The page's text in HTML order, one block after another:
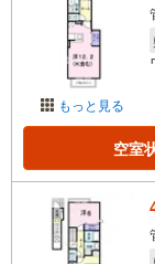
もっと見る
空室